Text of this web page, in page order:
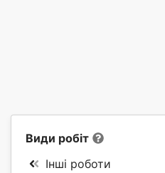
Види робіт
Інші роботи